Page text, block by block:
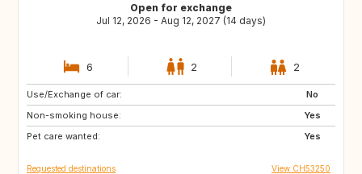
Open for exchange
Jul 12, 2026 - Aug 12, 2027 (14 days)
6 2 2
Use/Exchange of car:
No
Non-smoking house:
Yes
Pet care wanted:
Yes
CA
ES
FR
Requested destinations View CH53250